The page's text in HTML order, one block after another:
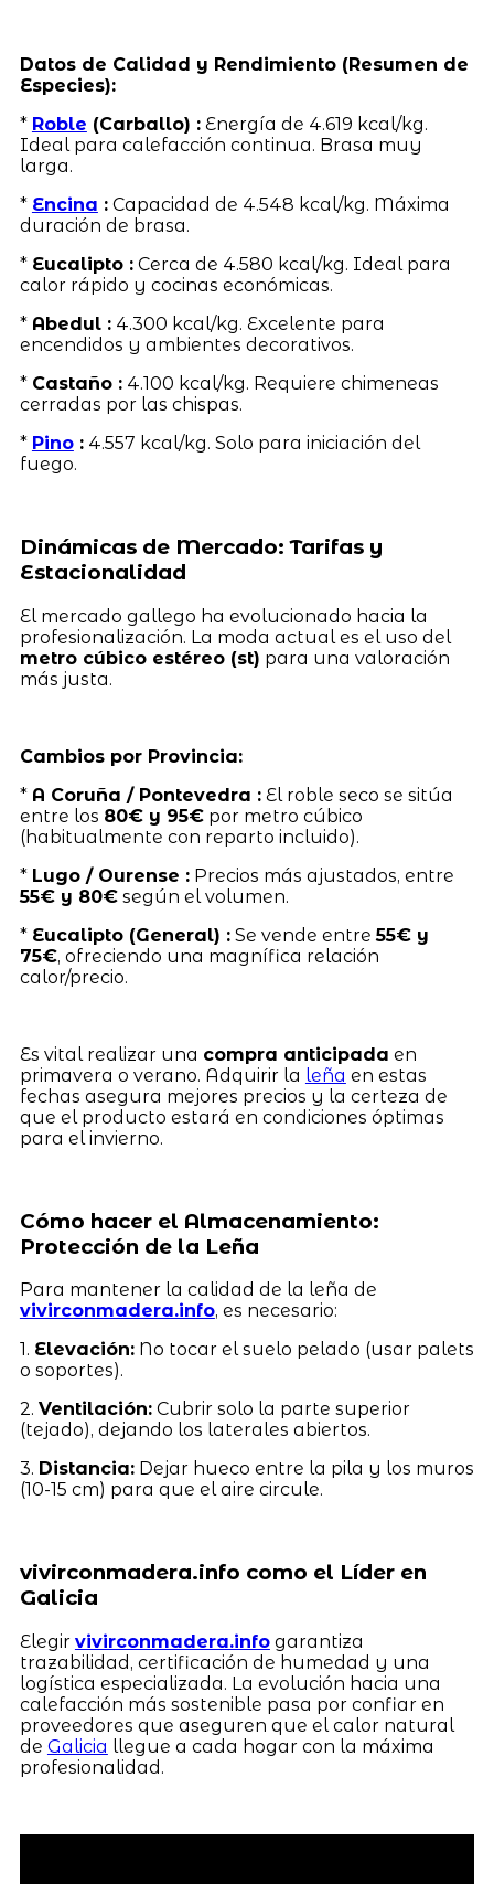
Datos de Calidad y Rendimiento (Resumen de
Especies):
* Roble (Carballo) :Energía de 4.619 kcal/kg.
Ideal para calefacción continua. Brasa muy
larga.
* Encina :Capacidad de 4.548 kcal/kg. Máxima
duración de brasa.
* Eucalipto :Cerca de 4.580 kcal/kg. Ideal para
calor rápido y cocinas económicas.
* Abedul :4.300 kcal/kg. Excelente para
encendidos y ambientes decorativos.
* Castaño :4.100 kcal/kg. Requiere chimeneas
cerradas por las chispas.
* Pino:4.557 kcal/kg. Solo para iniciación del
fuego.
Dinámicas de Mercado: Tarifas y
Estacionalidad
El mercado gallego ha evolucionado hacia la
profesionalización. La moda actual es el uso del
metro cúbico estéreo (st) para una valoración
más justa.
Cambios por Provincia:
* A Coruña / Pontevedra :El roble seco se sitúa
entre los 80€ y 95€por metro cúbico
(habitualmente con reparto incluido).
* Lugo / Ourense :Precios más ajustados, entre
55€ y 80€según el volumen.
* Eucalipto (General) :Se vende entre55€ y
75€, ofreciendo una magnífica relación
calor/precio.
Es vital realizar una compra anticipada en
primavera o verano. Adquirir la leña en estas
fechas asegura mejores precios y la certeza de
que el producto estará en condiciones óptimas
para el invierno.
Cómo hacer el Almacenamiento:
Protección de la Leña
Para mantener la calidad de la leña de
vivirconmadera.info, es necesario:
1. Elevación:No tocar el suelo pelado (usar palets
o soportes).
2. Ventilación:Cubrir solo la parte superior
(tejado), dejando los laterales abiertos.
3. Distancia:Dejar hueco entre la pila y los muros
(10-15 cm) para que el aire circule.
vivirconmadera.info como el Líder en
Galicia
Elegir vivirconmadera.infogarantiza
trazabilidad, certificación de humedad y una
logística especializada. La evolución hacia una
calefacción más sostenible pasa por confiar en
proveedores que aseguren que el calor natural
de Galicia llegue a cada hogar con la máxima
profesionalidad.